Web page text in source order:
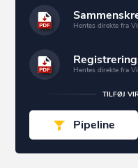
Hentes direkte fra
Hentes direkte fra
TILFØJ
Pipeline